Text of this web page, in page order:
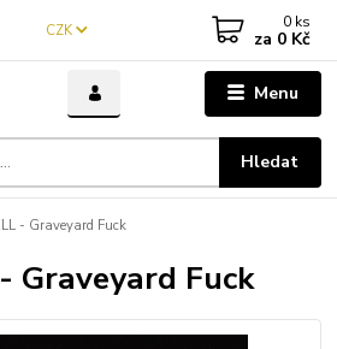
Menu
CZK
Hledat
0 ks
za 0 Kč
- Graveyard Fuck
Graveyard Fuck